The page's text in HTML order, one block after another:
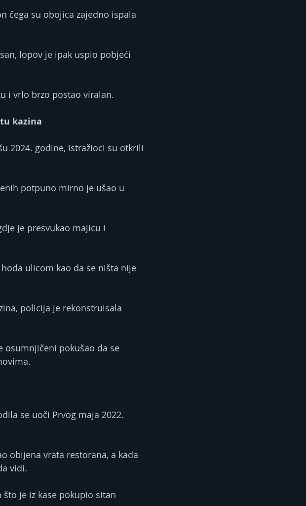
čega su obojica zajedno ispala
lopov je ipak uspio pobjeći
i vrlo brzo postao viralan.
kazina
2024. godine, istražioci su otkrili
potpuno mirno je ušao u
je presvukao majicu i
ulicom kao da se ništa nije
policija je rekonstruisala
osumnjičeni pokušao da se
se uoči Prvog maja 2022.
obijena vrata restorana, a kada
vidi.
je iz kase pokupio sitan